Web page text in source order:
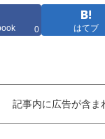
0 はてブ
記事内に広告が含ま